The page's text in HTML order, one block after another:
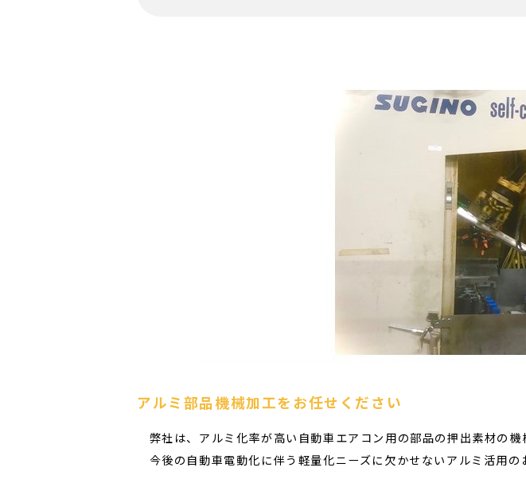
アルミ部品機械加工をお任せください
弊社は、アルミ化率が高い自動車エアコン用の部品の押出素材の
今後の自動車電動化に伴う軽量化ニーズに欠かせないアルミ活用の